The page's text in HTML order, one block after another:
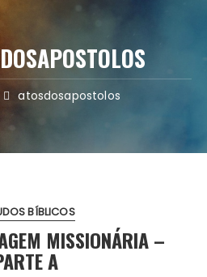
atosdosapostolos
BÍBLICOS
MISSIONÁRIA –
A